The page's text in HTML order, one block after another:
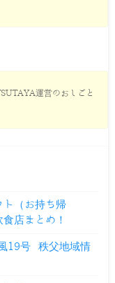
運営のおしごと
ト（お持ち帰
店まとめ！
19号 秩父地域情